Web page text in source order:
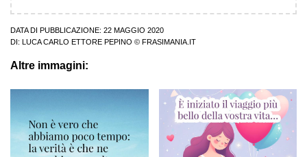
DATA DI PUBBLICAZIONE: 22 MAGGIO 2020
DI:
LUCA CARLO ETTORE PEPINO © FRASIMANIA.IT
Altre immagini: